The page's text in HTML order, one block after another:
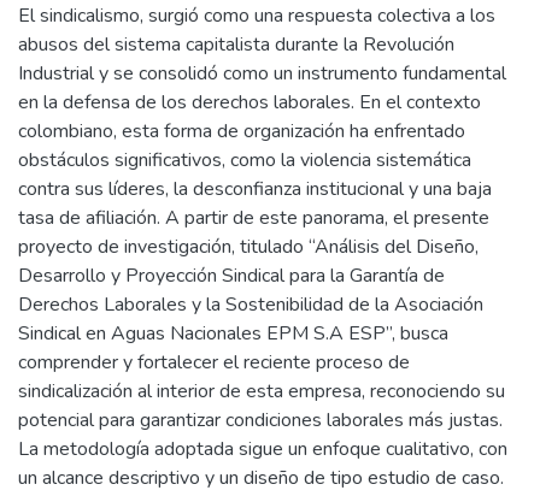
El sindicalismo, surgió como una respuesta colectiva a los
abusos del sistema capitalista durante la Revolución
Industrial y se consolidó como un instrumento fundamental
en la defensa de los derechos laborales. En el contexto
colombiano, esta forma de organización ha enfrentado
obstáculos significativos, como la violencia sistemática
contra sus líderes, la desconfianza institucional y una baja
tasa de afiliación. A partir de este panorama, el presente
proyecto de investigación, titulado “Análisis del Diseño,
Desarrollo y Proyección Sindical para la Garantía de
Derechos Laborales y la Sostenibilidad de la Asociación
Sindical en Aguas Nacionales EPM S.A ESP”, busca
comprender y fortalecer el reciente proceso de
sindicalización al interior de esta empresa, reconociendo su
potencial para garantizar condiciones laborales más justas.
La metodología adoptada sigue un enfoque cualitativo, con
un alcance descriptivo y un diseño de tipo estudio de caso.